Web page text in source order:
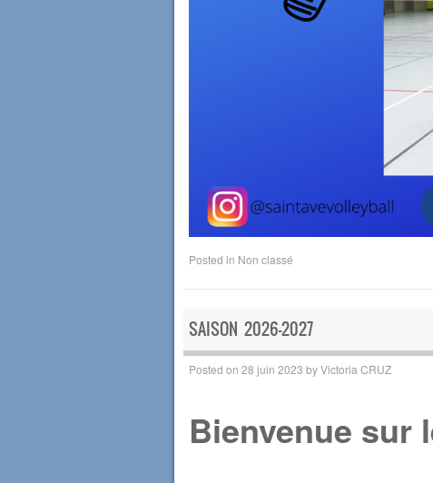
Posted in Non classé
SAISON 2026-2027
Posted on 28 juin 2023 byVictoria CRUZ
Bienvenue sur